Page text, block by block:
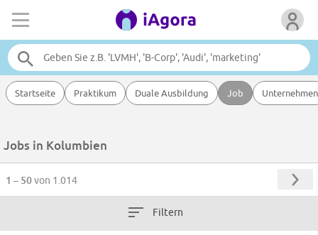
Startseite Praktikum Duale Ausbildung Job Unternehmen
Jobs in Kolumbien
1 – 50von 1.014
Filtern